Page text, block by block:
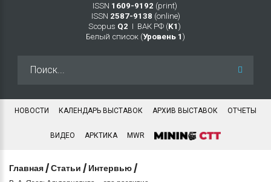
ISSN 1609-9192 (print)
ISSN 2587-9138 (online)
Scopus Q2 Ι ВАК РФ (K1 )
Белый список (Уровень 1 )
НОВОСТИ КАЛЕНДАРЬ ВЫСТАВОК АРХИВ ВЫСТАВОК ОТЧЕТЫ
ВИДЕО АРКТИКА MWR
Главная /Статьи / Интервью /